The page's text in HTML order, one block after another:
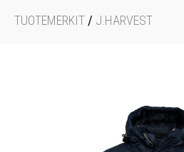
TUOTEMERKIT / J.HARVEST